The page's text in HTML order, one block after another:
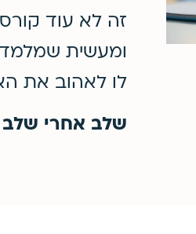
זה לא עוד
ומעשית
לו לאהוב את
שלב אחרי שלב